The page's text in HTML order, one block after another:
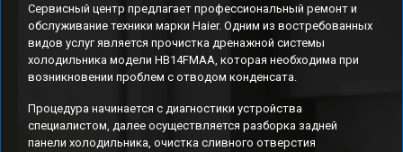
Сервисный центр предлагает профессиональный ремонт и
обслуживание техники марки Haier. Одним из востребованных
видов услуг является прочистка дренажной системы
холодильника модели HB14FMAA, которая необходима при
возникновении проблем с отводом конденсата.
Процедура начинается с диагностики устройства
специалистом, далее осуществляется разборка задней
панели холодильника, очистка сливного отверстия